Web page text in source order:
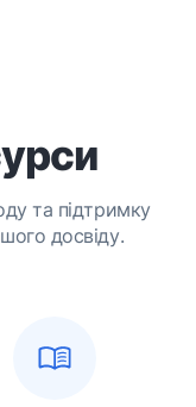
та підтримку
досвіду.